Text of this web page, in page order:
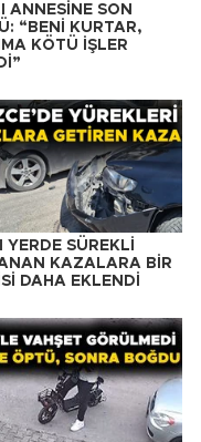
ANNESİNE SON
“BENİ KURTAR,
KÖTÜ İŞLER
YERDE SÜREKLİ
KAZALARA BİR
DAHA EKLENDİ